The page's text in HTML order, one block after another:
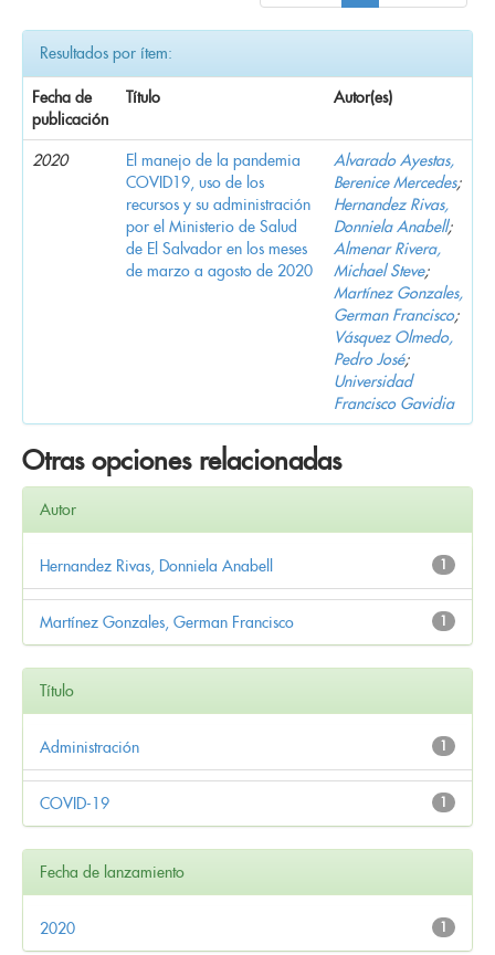
Resultados por ítem:
Fecha de
publicación
Título Autor(es)
2020
El manejo de la pandemia
COVID19, uso de los
recursos y su administración
por el Ministerio de Salud
de El Salvador en los meses
de marzo a agosto de 2020
Alvarado Ayestas,
Berenice Mercedes;
Hernandez Rivas,
Donniela Anabell;
Almenar Rivera,
Michael Steve;
Martínez Gonzales,
German Francisco;
Vásquez Olmedo,
Pedro José;
Universidad
Francisco Gavidia
Otras opciones relacionadas
Autor
1
Hernandez Rivas, Donniela Anabell
1
Martínez Gonzales, German Francisco
Título
1
Administración
1
COVID-19
Fecha de lanzamiento
1
2020